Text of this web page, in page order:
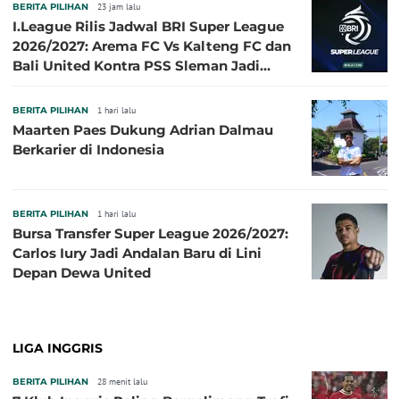
BERITA PILIHAN 23 jam lalu
I.League Rilis Jadwal BRI Super League
2026/2027: Arema FC Vs Kalteng FC dan
Bali United Kontra PSS Sleman Jadi
BERITA PILIHAN 1 hari lalu
Maarten Paes Dukung Adrian Dalmau
Berkarier di Indonesia
BERITA PILIHAN 1 hari lalu
Bursa Transfer Super League 2026/2027:
Carlos Iury Jadi Andalan Baru di Lini
Depan Dewa United
LIGA INGGRIS
BERITA PILIHAN 28 menit lalu